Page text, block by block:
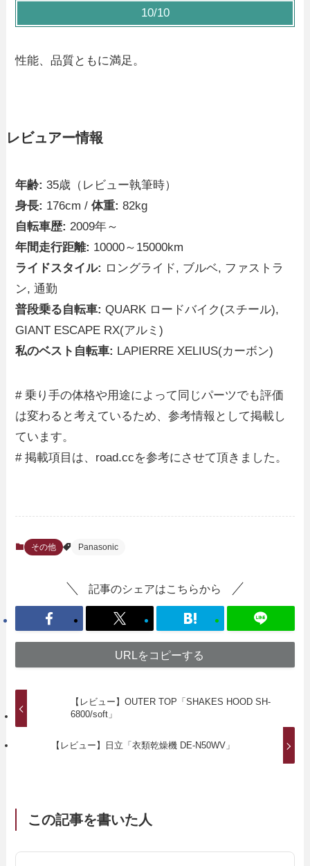
10/10
性能、品質ともに満足。
レビュアー情報
年齢: 35歳（レビュー執筆時）
身長: 176cm /体重: 82kg
自転車歴: 2009年～
年間走行距離: 10000～15000km
ライドスタイル: ロングライド, ブルベ, ファストラ
ン, 通勤
普段乗る自転車: QUARK ロードバイク(スチール),
GIANT ESCAPE RX(アルミ)
私のベスト自転車: LAPIERRE XELIUS(カーボン)
# 乗り手の体格や用途によって同じパーツでも評価
は変わると考えているため、参考情報として掲載し
ています。
# 掲載項目は、road.ccを参考にさせて頂きました。
その他 Panasonic
記事のシェアはこちらから
URLをコピーする
【レビュー】OUTER TOP「SHAKES HOOD SH-
6800/soft」
【レビュー】日立「衣類乾燥機 DE-N50WV」
この記事を書いた人